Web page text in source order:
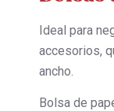
Ideal para
accesorios,
ancho.
Bolsa de